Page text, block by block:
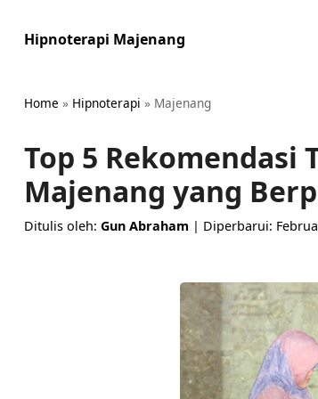
Hipnoterapi Majenang
Home » Hipnoterapi » Majenang
Top 5 Rekomendasi
Majenang yang
Ditulis oleh: Gun Abraham | Diperbarui: